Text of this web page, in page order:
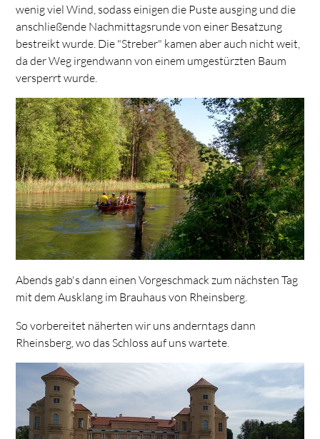
wenig viel Wind, sodass einigen die Puste ausging und die
anschließende Nachmittagsrunde von einer Besatzung
bestreikt wurde. Die "Streber" kamen aber auch nicht weit,
da der Weg irgendwann von einem umgestürzten Baum
versperrt wurde.
Abends gab's dann einen Vorgeschmack zum nächsten Tag
mit dem Ausklang im Brauhaus von Rheinsberg.
So vorbereitet näherten wir uns anderntags dann
Rheinsberg, wo das Schloss auf uns wartete.